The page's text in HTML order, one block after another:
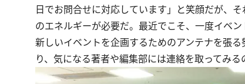
日でお問合せに対応しています」と笑顔だが、
のエネルギーが必要だ。最近でこそ、一度イベ
新しいイベントを企画するためのアンテナを張
り、気になる著者や編集部には連絡を取ってみる